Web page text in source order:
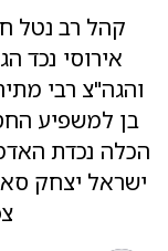
קהל רב נטל
אירוסי נכד
והגה"צ רבי
בן למשפיע
הכלה נכדת
ישראל יצחק